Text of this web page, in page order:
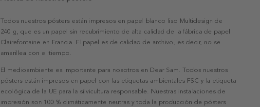
Todos nuestros pósters están impresos en papel blanco liso Multidesign de
240 g, que es un papel sin recubrimiento de alta calidad de la fábrica de papel
Clairefontaine en Francia. El papel es de calidad de archivo, es decir, no se
amarillea con el tiempo.
El medioambiente es importante para nosotros en Dear Sam. Todos nuestros
pósters están impresos en papel con las etiquetas ambientales FSC y la etiqueta
ecológica de la UE para la silvicultura responsable. Nuestras instalaciones de
impresión son 100 % climáticamente neutras y toda la producción de pósters